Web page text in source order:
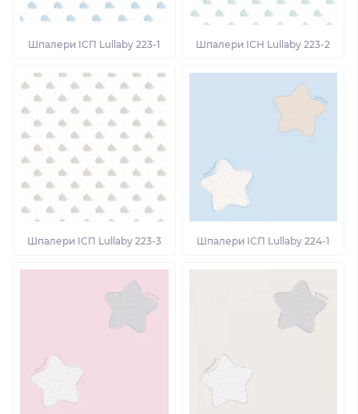
Шпалери ІСП Lullaby 223-1 Шпалери ІСН Lullaby 223-2
Шпалери ІСП Lullaby 223-3 Шпалери ІСП Lullaby 224-1